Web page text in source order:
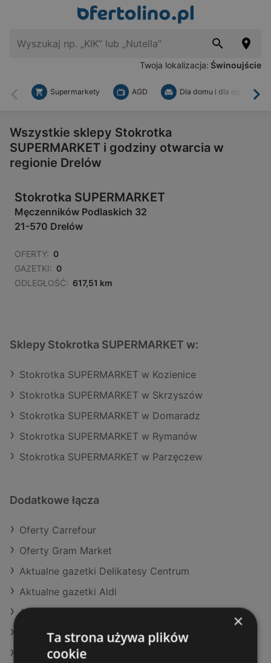
Twoja lokalizacja: Świnoujście
Wstecz
Supermarkety AGD Dla domu i dla ogrodu
Wszystkie sklepy Stokrotka
SUPERMARKET i godziny otwarcia w
regionie Drelów
Stokrotka SUPERMARKET
Męczenników Podlaskich 32
21-570 Drelów
OFERTY: 0
GAZETKI: 0
ODLEGŁOŚĆ: 617,51 km
Sklepy Stokrotka SUPERMARKET w:
Stokrotka SUPERMARKET w Kozienice
Stokrotka SUPERMARKET w Skrzyszów
Stokrotka SUPERMARKET w Domaradz
Stokrotka SUPERMARKET w Rymanów
Stokrotka SUPERMARKET w Parzęczew
Dodatkowe łącza
Oferty Carrefour
Oferty Gram Market
Aktualne gazetki Delikatesy Centrum
Aktualne gazetki Aldi
Aktualne gazetki Lidl
Aktualne gazetki Dealz
Aktualne gazetki Netto
×
Ta strona używa plików
cookie